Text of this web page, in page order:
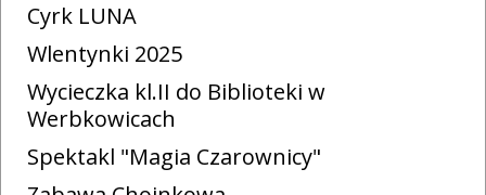
Cyrk LUNA
Wlentynki 2025
Wycieczka kl.II do Biblioteki w
Werbkowicach
Spektakl "Magia Czarownicy"